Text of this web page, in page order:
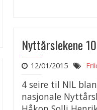
Nyttårslekene
12/01/2015
4 seire til NIL
nasjonale